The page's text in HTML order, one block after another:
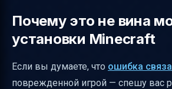
Почему это не вина
установки Minecraft
Если вы думаете, что ошибка
поврежденной игрой — спешу вас